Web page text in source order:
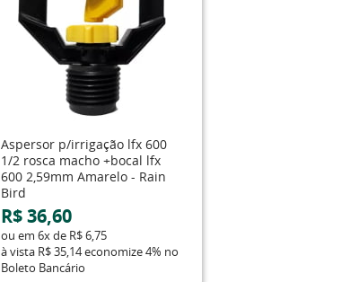
Aspersor p/irrigação lfx 600
1/2 rosca macho +bocal lfx
600 2,59mm Amarelo - Rain
Bird
R$ 36,60
ou em 6xde R$ 6,75
à vista R$ 35,14economize4% no
Boleto Bancário